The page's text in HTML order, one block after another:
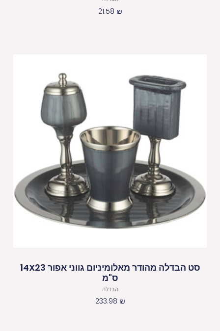
21.58 ₪
סט הבדלה מהודר מאלומיניום גווני אפור 14X23
ס"מ
הבדלה
233.98 ₪